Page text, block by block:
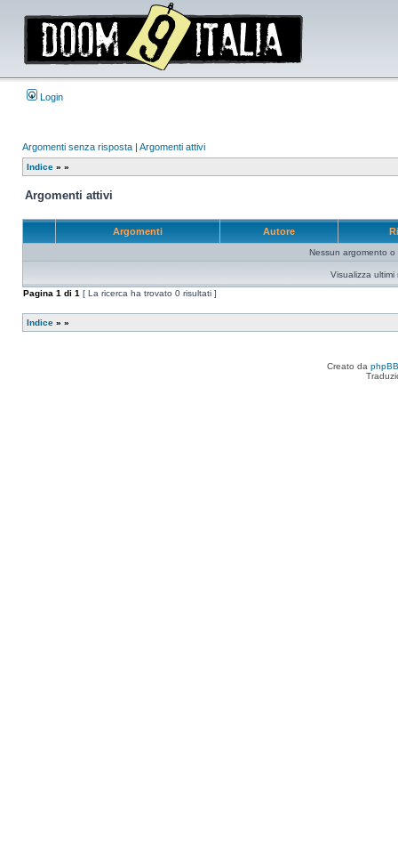
Login
Argomenti senza risposta | Argomenti attivi
Indice » »
Argomenti attivi
Argomenti Autore
Nessun argomento o
Visualizza ultimi
Pagina 1 di 1 [ La ricerca ha trovato 0 risultati ]
Indice » »
Creato da phpBB